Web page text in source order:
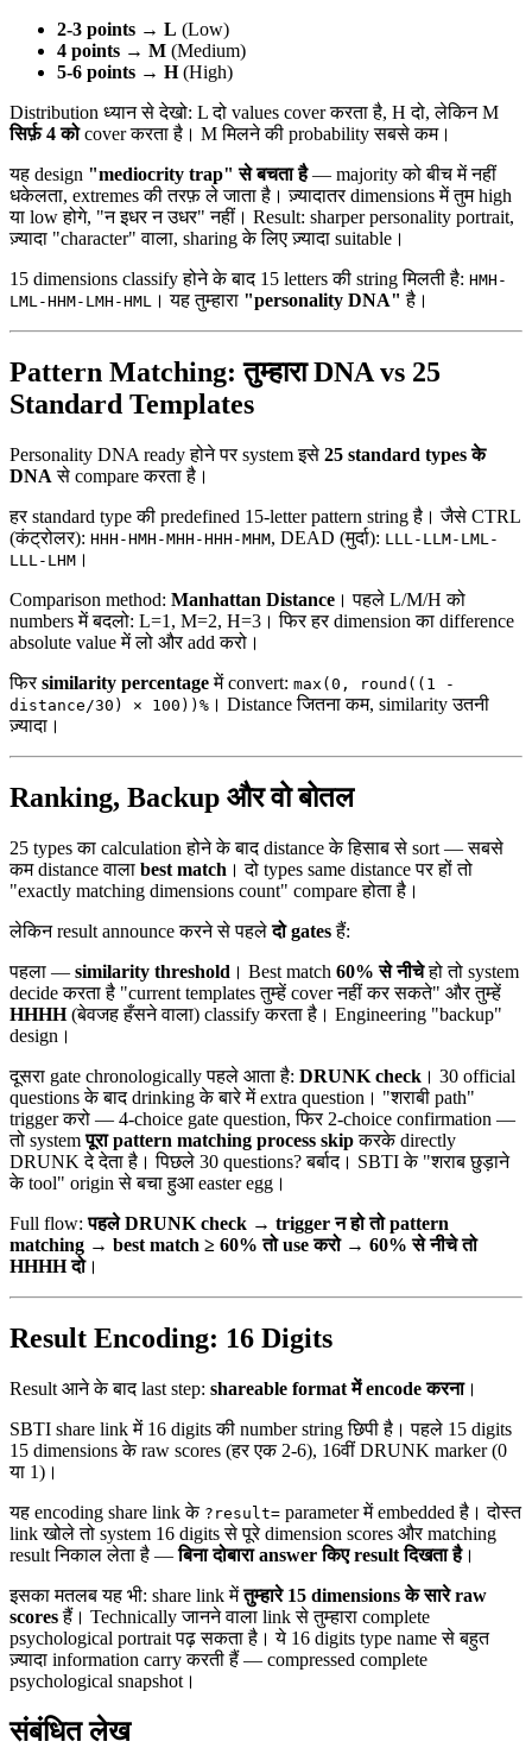
2-3 points → L (Low)
4 points → M (Medium)
5-6 points → H(High)
Distribution ध्यान से देखो: L दो values cover करता है, H दो, लेकिन M
सिर्फ़ 4 कोcover करता है। M मिलने की probability सबसे कम।
यह design "mediocrity trap" से बचता है— majority को बीच में नहीं
धकेलता, extremes की तरफ़ ले जाता है। ज़्यादातर dimensions में तुम high
या low होगे, "न इधर न उधर" नहीं। Result: sharper personality portrait,
ज़्यादा "character" वाला, sharing के लिए ज़्यादा suitable।
15 dimensions classify होने के बाद 15 letters की string मिलती है: HMH-
LML-HHM-LMH-HML । यह तुम्हारा "personality DNA" है।
Pattern Matching: तुम्हारा DNA vs 25
Standard Templates
Personality DNA ready होने पर system इसे 25 standard types के
DNA से compare करता है।
हर standard type की predefined 15-letter pattern string है। जैसे CTRL
(कंट्रोलर): HHH-HMH-MHH-HHH-MHM, DEAD (मुर्दा): LLL-LLM-LML-
LLL-LHM ।
Comparison method: Manhattan Distance । पहले L/M/H को
numbers में बदलो: L=1, M=2, H=3। फिर हर dimension का difference
absolute value में लो और add करो।
फिरsimilarity percentageमें convert: max(0, round((1 -
distance/30) × 100))% । Distance जितना कम, similarity उतनी
ज़्यादा।
Ranking, Backup और वो बोतल
25 types का calculation होने के बाद distance के हिसाब से sort — सबसे
कम distance वाला best match । दो types same distance पर हों तो
"exactly matching dimensions count" compare होता है।
लेकिन result announce करने से पहलेदो gatesहैं:
पहला — similarity threshold । Best match 60% से नीचेहो तो system
decide करता है "current templates तुम्हें cover नहीं कर सकते" और तुम्हें
HHHH(बेवजह हँसने वाला) classify करता है। Engineering "backup"
design।
दूसरा gate chronologically पहले आता है: DRUNK check । 30 official
questions के बाद drinking के बारे में extra question। "शराबी path"
trigger करो — 4-choice gate question, फिर 2-choice confirmation —
तो systemपूरा pattern matching process skipकरके directly
DRUNK दे देता है। पिछले 30 questions? बर्बाद। SBTI के "शराब छुड़ाने
के tool" origin से बचा हुआ easter egg।
Full flow:पहले DRUNK check → trigger न हो तो pattern
matching → best match ≥ 60% तो use करो → 60% से नीचे तो
HHHH दो।
Result Encoding: 16 Digits
Result आने के बाद last step: shareable format में encode करना।
SBTI share link में 16 digits की number string छिपी है। पहले 15 digits
15 dimensions के raw scores (हर एक 2-6), 16वीं DRUNK marker (0
या 1)।
यह encoding share link के ?result= parameter में embedded है। दोस्त
link खोले तो system 16 digits से पूरे dimension scores और matching
result निकाल लेता है —बिना दोबारा answer किए result दिखता है।
इसका मतलब यह भी: share link मेंतुम्हारे 15 dimensions के सारे raw
scoresहैं। Technically जानने वाला link से तुम्हारा complete
psychological portrait पढ़ सकता है। ये 16 digits type name से बहुत
ज़्यादा information carry करती हैं — compressed complete
psychological snapshot।
संबंधित लेख